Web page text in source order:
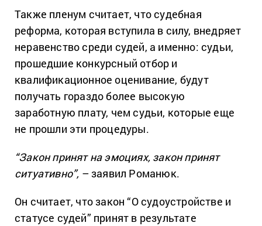
Также пленум считает, что судебная
реформа, которая вступила в силу, внедряет
неравенство среди судей, а именно: судьи,
прошедшие конкурсный отбор и
квалификационное оценивание, будут
получать гораздо более высокую
заработную плату, чем судьи, которые еще
не прошли эти процедуры.
“Закон принят на эмоциях, закон принят
ситуативно”, – заявил Романюк.
Он считает, что закон “О судоустройстве и
статусе судей” принят в результате